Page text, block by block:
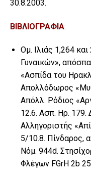
30.8.2003.
ΒΙΒΛΙΟΓΡΑΦΙΑ:
Ομ. Ιλιάς 1,264
Γυναικών»,
«Ασπίδα του
Απολλόδωρος
Απόλλ. Ρόδιος
12.6. Ασπ. Ηρ. 179.
Αλληγοριστής
5/10.8. Πίνδαρος,
Νόμ. 944d.
Φλέγων FGrH 2b